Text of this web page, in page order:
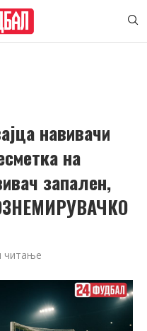
навивачи
на
запален,
читање